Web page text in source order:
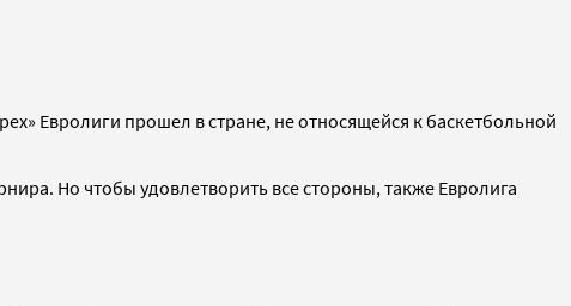
Евролиги прошел в стране, не относящейся к баскетбольной
Но чтобы удовлетворить все стороны, также Евролига